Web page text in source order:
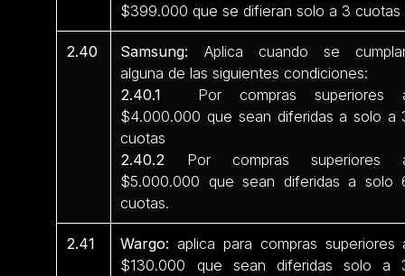
$399.000 que se difieran solo a 3 cuotas
2.40 Samsung: Aplica cuando se
alguna de las siguientes condiciones:
2.40.1 Por compras superiores
$4.000.000 que sean diferidas a solo a
cuotas
2.40.2 Por compras superiores
$5.000.000 que sean diferidas a solo
cuotas.
2.41 Wargo: aplica para compras superiores
$130.000 que sean diferidas solo a